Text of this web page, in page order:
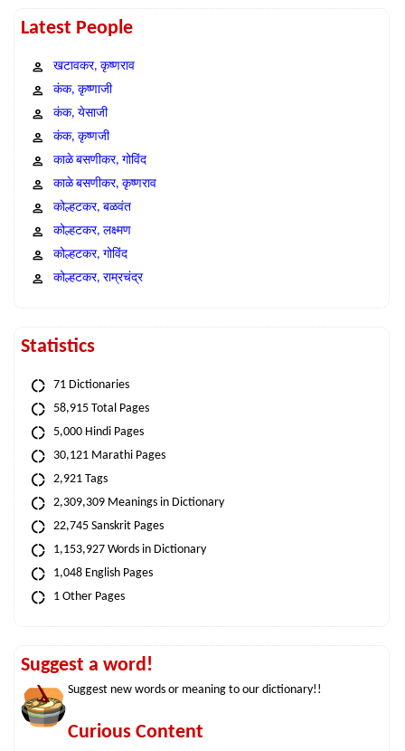
Latest People
खटावकर, कृष्णराव
कंक, कृष्णाजी
कंक, येसाजी
कंक, कृष्णजी
काळे बसणीकर, गोविंद
काळे बसणीकर, कृष्णराव
कोल्हटकर, बळवंत
कोल्हटकर, लक्ष्मण
कोल्हटकर, गोविंद
कोल्हटकर, राम्रचंद्र
Statistics
71 Dictionaries
58,915 Total Pages
5,000 Hindi Pages
30,121 Marathi Pages
2,921 Tags
2,309,309 Meanings in Dictionary
22,745 Sanskrit Pages
1,153,927 Words in Dictionary
1,048 English Pages
1 Other Pages
Suggest a word!
Suggest new words or meaning to our dictionary!!
Curious Content